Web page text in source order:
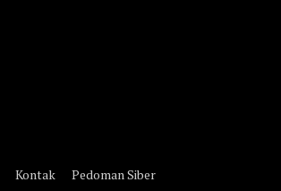
Kontak Pedoman Siber